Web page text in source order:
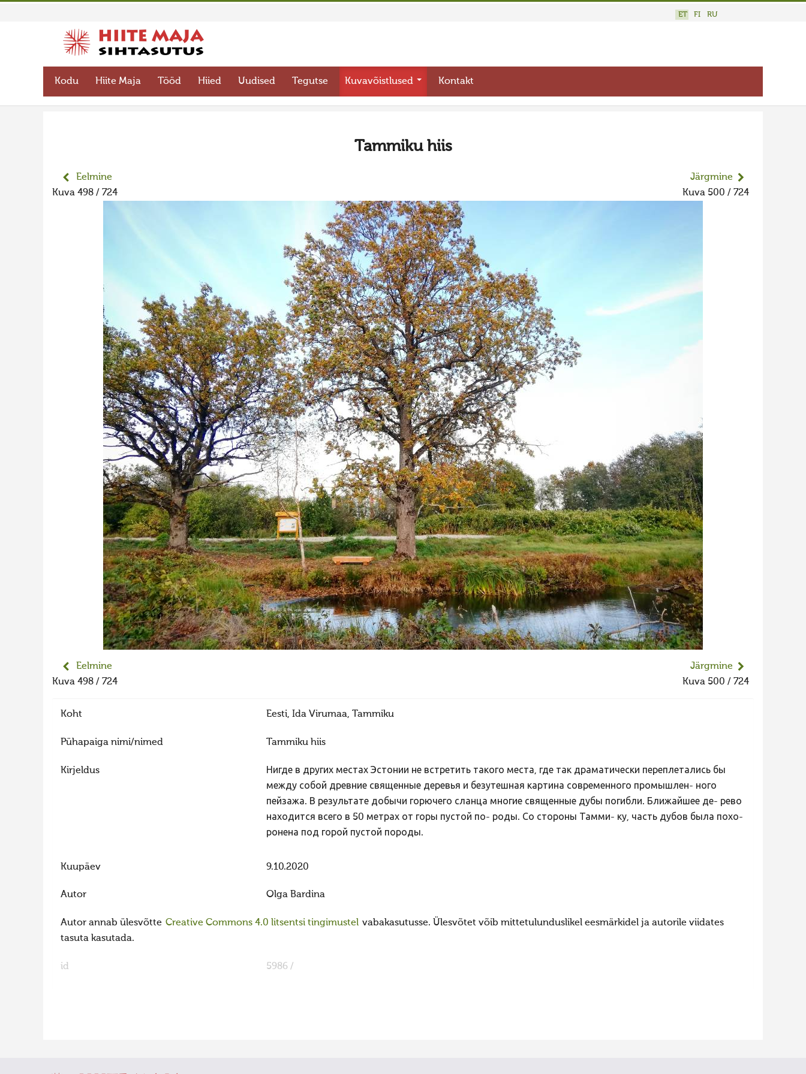
ET FI RU
Kodu Hiite Maja Tööd Hiied Uudised Tegutse Kuvavõistlused Kontakt
Tammiku hiis
Eelmine
Kuva 498 / 724
Järgmine
Kuva 500 / 724
Eelmine
Kuva 498 / 724
Järgmine
Kuva 500 / 724
Koht Eesti, Ida Virumaa, Tammiku
Pühapaiga nimi/nimed Tammiku hiis
Kirjeldus
Нигде в других местах Эстонии не встретить такого места, где так драматически переплетались бы
между собой древние священные деревья и безутешная картина современного промышлен- ного
пейзажа. В результате добычи горючего сланца многие священные дубы погибли. Ближайшее де- рево
находится всего в 50 метрах от горы пустой по- роды. Со стороны Тамми- ку, часть дубов была похо-
ронена под горой пустой породы.
Kuupäev 9.10.2020
Autor Olga Bardina
Autor annab ülesvõtte Creative Commons 4.0 litsentsi tingimustel vabakasutusse. Ülesvõtet võib mittetulunduslikel eesmärkidel ja autorile viidates
tasuta kasutada.
id 5986 /